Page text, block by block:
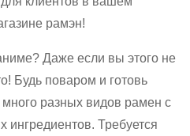
рамэн!
Даже если вы этого не
Будь поваром и готовь
разных видов рамен с
ингредиентов. Требуется